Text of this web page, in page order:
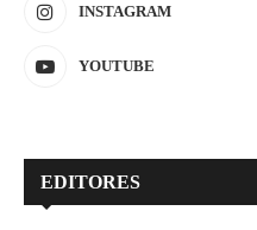
INSTAGRAM
YOUTUBE
EDITORES